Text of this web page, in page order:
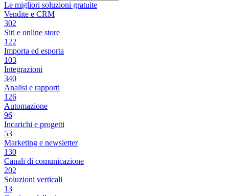
Le migliori soluzioni gratuite
Vendite e CRM
302
Siti e online store
122
Importa ed esporta
103
Integrazioni
340
Analisi e rapporti
126
Automazione
96
Incarichi e progetti
53
Marketing e newsletter
130
Canali di comunicazione
202
Soluzioni verticali
13